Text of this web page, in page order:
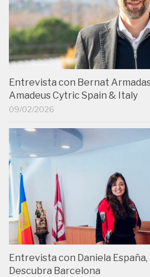
Entrevista con Bernat
Amadeus Cytric Spain & Italy
09/02/2026
Entrevista con Daniela
Descubra Barcelona